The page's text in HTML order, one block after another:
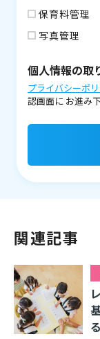
保育料管理
写真管理
個人情報の取
プライバシーポ
認画面に お進み
関連記事